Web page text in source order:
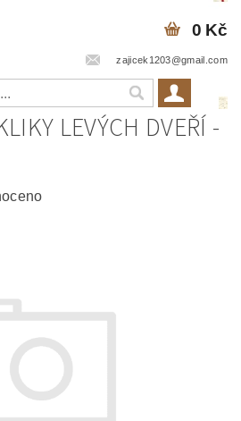
zajicek1203@gmail.com
0 Kč
LEVÝCH DVEŘÍ -